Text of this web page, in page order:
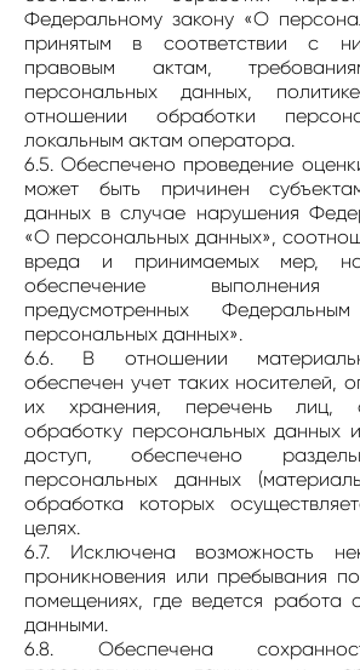
Федеральному закону «О
принятым в соответствии с
правовым актам,
персональных данных,
отношении обработки
локальным актам оператора.
6.5. Обеспечено проведение
может быть причинен
данных в случае нарушения
«О персональных данных»,
вреда и принимаемых мер,
обеспечение выполнения
предусмотренных
персональных данных».
6.6. В отношении
обеспечен учет таких носителей,
их хранения, перечень лиц,
обработку персональных
доступ, обеспечено
персональных данных
обработка которых
целях.
6.7. Исключена возможность
проникновения или пребывания
помещениях, где ведется работа
данными.
6.8. Обеспечена